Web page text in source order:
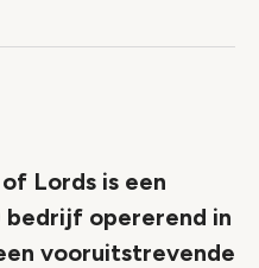
Lords is een
bedrijf opererend in
vooruitstrevende